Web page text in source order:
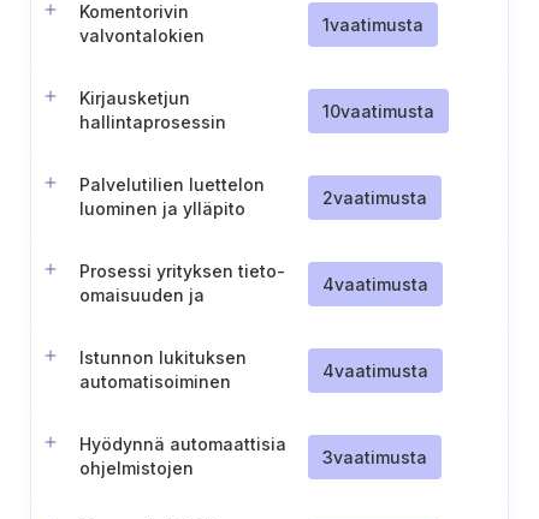
Komentorivin
valvontalokien
1vaatimusta
Kirjausketjun
hallintaprosessin
10vaatimusta
Palvelutilien luettelon
luominen ja ylläpito
2vaatimusta
Prosessi yrityksen tieto-
omaisuuden ja
4vaatimusta
Istunnon lukituksen
automatisoiminen
4vaatimusta
Hyödynnä automaattisia
ohjelmistojen
3vaatimusta